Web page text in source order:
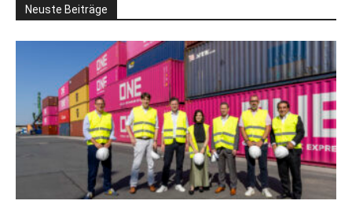
Neuste Beiträge